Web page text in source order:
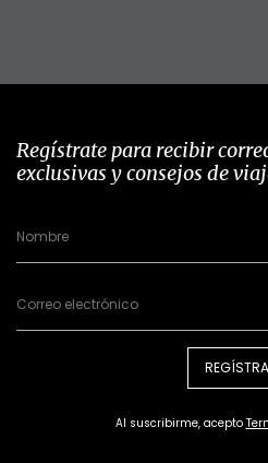
Regístrate para recibir
exclusivas y consejos de
Al suscribirme, acepto